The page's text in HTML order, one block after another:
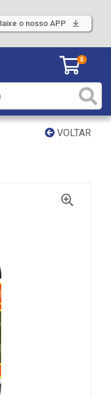
o nosso APP
0
VOLTAR